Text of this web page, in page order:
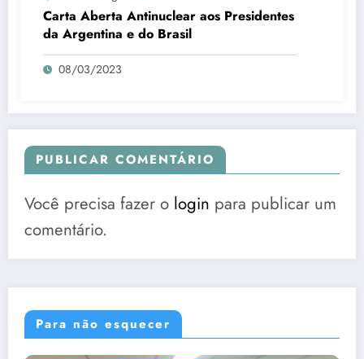
Carta Aberta Antinuclear aos Presidentes
da Argentina e do Brasil
08/03/2023
PUBLICAR COMENTÁRIO
Você precisa fazer o login para publicar um
comentário.
Para não esquecer